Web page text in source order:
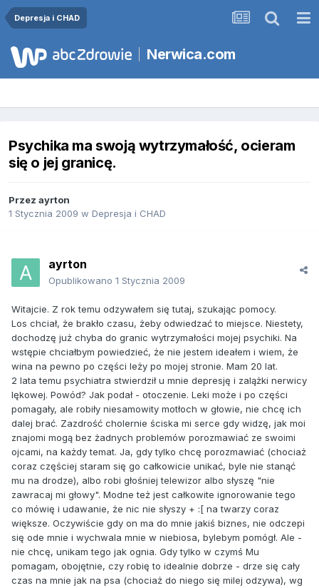
Depresja i CHAD
Nerwica.com
Psychika ma swoją wytrzymałość, ocieram
się o jej granicę.
Przez ayrton
1 Stycznia 2009 w Depresja i CHAD
ayrton
Opublikowano 1 Stycznia 2009
Witajcie. Z rok temu odzywałem się tutaj, szukając pomocy.
Los chciał, że brakło czasu, żeby odwiedzać to miejsce. Niestety,
dochodzę już chyba do granic wytrzymałości mojej psychiki. Na
wstępie chciałbym powiedzieć, że nie jestem ideałem i wiem, że
wina na pewno po części leży po mojej stronie. Mam 20 lat.
2 lata temu psychiatra stwierdził u mnie depresję i zalążki nerwicy
lękowej. Powód? Jak podał - otoczenie. Leki może i po części
pomagały, ale robiły niesamowity motłoch w głowie, nie chcę ich
dalej brać. Zazdrość cholernie ściska mi serce gdy widzę, jak moi
znajomi mogą bez żadnych problemów porozmawiać ze swoimi
ojcami, na każdy temat. Ja, gdy tylko chcę porozmawiać (chociaż
coraz częściej staram się go całkowicie unikać, byle nie stanąć
mu na drodze), albo robi głośniej telewizor albo słyszę "nie
zawracaj mi głowy". Modne też jest całkowite ignorowanie tego
co mówię i udawanie, że nic nie słyszy + :[ na twarzy coraz
większe. Oczywiście gdy on ma do mnie jakiś biznes, nie odczepi
się ode mnie i wychwala mnie w niebiosa, bylebym pomógł. Ale -
nie chcę, unikam tego jak ognia. Gdy tylko w czymś Mu
pomagam, obojętnie, czy robię to idealnie dobrze - drze się cały
czas na mnie jak na psa (chociaż do niego się milej odzywa), wg